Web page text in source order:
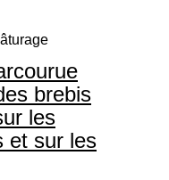
brebis
les
et sur les